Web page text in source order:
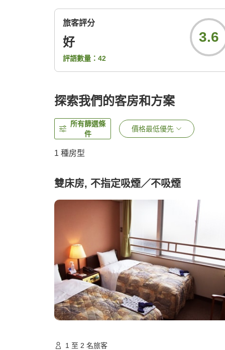
旅客評分
好
評語數量： 42
3.6
探索我們的客房和方案
所有篩選條
件
價格最低優先
1 種房型
雙床房, 不指定吸煙／不吸煙
1 至 2 名旅客